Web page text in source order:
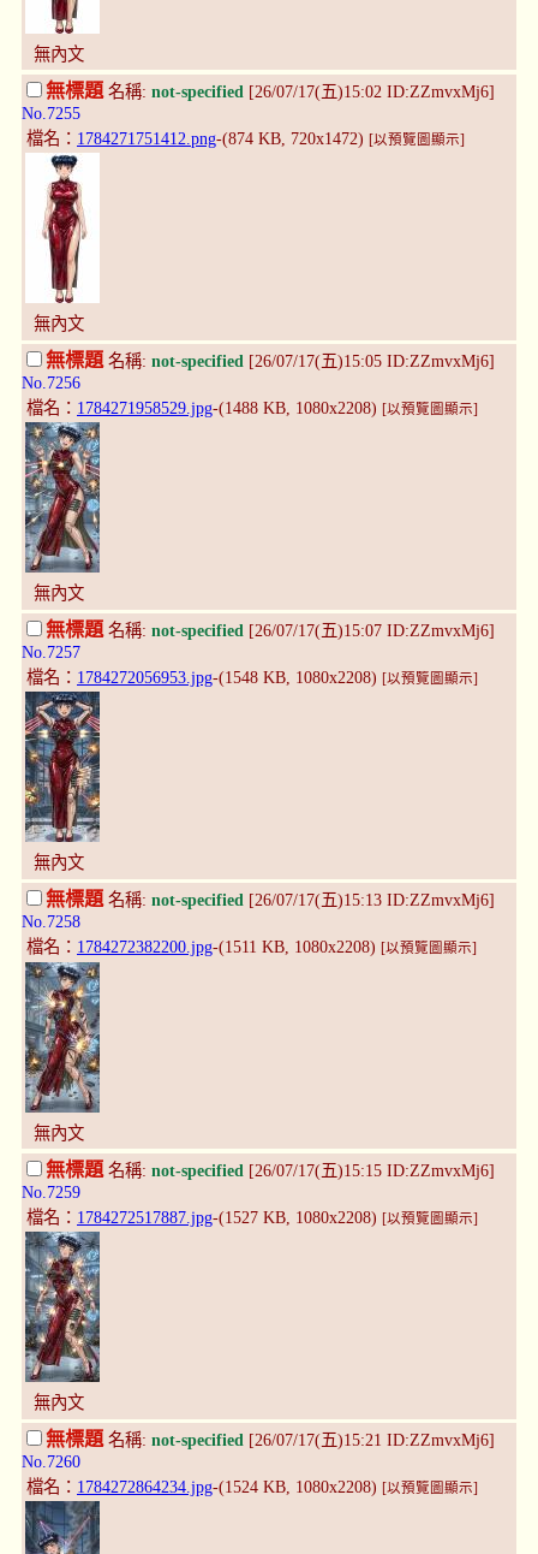
無內文
無標題 名稱: not-specified [26/07/17(五)15:02 ID:ZZmvxMj6]
No.7255
檔名： 1784271751412.png-(874 KB, 720x1472) [以預覽圖顯示]
無內文
無標題 名稱: not-specified [26/07/17(五)15:05 ID:ZZmvxMj6]
No.7256
檔名： 1784271958529.jpg-(1488 KB, 1080x2208) [以預覽圖顯示]
無內文
無標題 名稱: not-specified [26/07/17(五)15:07 ID:ZZmvxMj6]
No.7257
檔名： 1784272056953.jpg-(1548 KB, 1080x2208) [以預覽圖顯示]
無內文
無標題名稱: not-specified [26/07/17(五)15:13 ID:ZZmvxMj6]
No.7258
檔名： 1784272382200.jpg-(1511 KB, 1080x2208) [以預覽圖顯示]
無內文
無標題 名稱: not-specified [26/07/17(五)15:15 ID:ZZmvxMj6]
No.7259
檔名： 1784272517887.jpg-(1527 KB, 1080x2208) [以預覽圖顯示]
無內文
無標題 名稱: not-specified [26/07/17(五)15:21 ID:ZZmvxMj6]
No.7260
檔名： 1784272864234.jpg-(1524 KB, 1080x2208) [以預覽圖顯示]